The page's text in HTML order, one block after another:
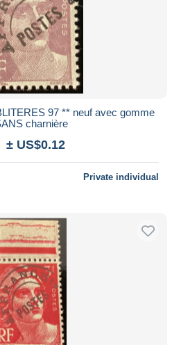
97 ** neuf avec gomme
charnière
± US$0.12
Private individual